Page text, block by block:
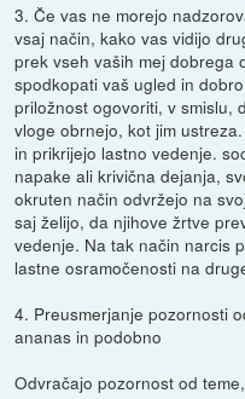
3. Če vas ne morejo
vsaj način, kako vas vidijo
prek vseh vaših mej dobrega
spodkopati vaš ugled in
priložnost ogovoriti, v smislu,
vloge obrnejo, kot jim
in prikrijejo lastno vedenje.
napake ali krivična dejanja,
okruten način odvržejo na
saj želijo, da njihove žrtve
vedenje. Na tak način narcis
lastne osramočenosti na
4. Preusmerjanje pozornosti
ananas in podobno
Odvračajo pozornost od